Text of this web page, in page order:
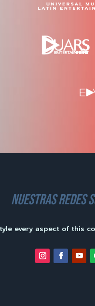
nuestras redes
every aspect of this